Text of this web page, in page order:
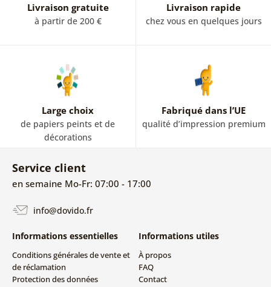
Livraison gratuite
à partir de 200 €
Livraison rapide
chez vous en quelques jours
Large choix
de papiers peints et de
décorations
Fabriqué dans l’UE
qualité d’impression premium
Service client
en semaine Mo-Fr: 07:00 - 17:00
info@dovido.fr
Informations essentielles
Conditions générales de vente et
de réclamation
Protection des données
Informations utiles
À propos
FAQ
Contact